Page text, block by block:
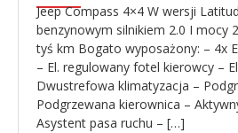
Jeep Compass 4×4 W wersji
benzynowym silnikiem 2.0 I mocy
tyś km Bogato wyposażony: – 4x
– El. regulowany fotel kierowcy –
Dwustrefowa klimatyzacja –
Podgrzewana kierownica –
Asystent pasa ruchu – […]